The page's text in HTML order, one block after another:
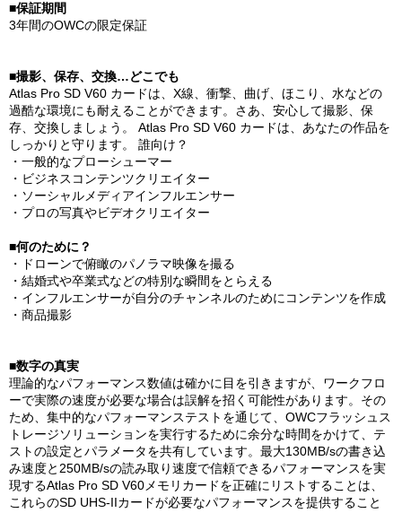
■保証期間
3年間のOWCの限定保証
■撮影、保存、交換…どこでも
Atlas Pro SD V60 カードは、X線、衝撃、曲げ、ほこり、水などの
過酷な環境にも耐えることができます。さあ、安心して撮影、保
存、交換しましょう。 Atlas Pro SD V60 カードは、あなたの作品を
しっかりと守ります。 誰向け？
・一般的なプローシューマー
・ビジネスコンテンツクリエイター
・ソーシャルメディアインフルエンサー
・プロの写真やビデオクリエイター
■何のために？
・ドローンで俯瞰のパノラマ映像を撮る
・結婚式や卒業式などの特別な瞬間をとらえる
・インフルエンサーが自分のチャンネルのためにコンテンツを作成
・商品撮影
■数字の真実
理論的なパフォーマンス数値は確かに目を引きますが、ワークフロ
ーで実際の速度が必要な場合は誤解を招く可能性があります。その
ため、集中的なパフォーマンステストを通じて、OWCフラッシュス
トレージソリューションを実行するために余分な時間をかけて、テ
ストの設定とパラメータを共有しています。最大130MB/sの書き込
み速度と250MB/sの読み取り速度で信頼できるパフォーマンスを実
現するAtlas Pro SD V60メモリカードを正確にリストすることは、
これらのSD UHS-IIカードが必要なパフォーマンスを提供すること